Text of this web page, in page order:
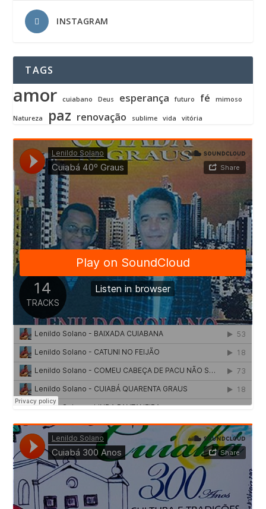
INSTAGRAM
TAGS
amor cuiabano Deus esperança futuro fé mimoso
Natureza paz renovação sublime vida vitória